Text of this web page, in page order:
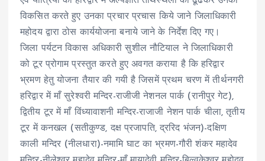
विकसित करते हुए उनका प्रचार प्रचास किये जाने जिलाधिकारी
महोदय द्वारा ठोस कार्ययोजना बनाये जाने के निर्देश दिए गए।
जिला पर्यटन विकास अधिकारी सुशील नौटियाल ने जिलाधिकारी
को टूर प्रोगाम प्रस्तुत करते हुए अवगत कराया है कि हरिद्वार
भ्रमण हेतु योजना तैयार की गयी है जिसमें प्रथम चरण में तीर्थनगरी
हरिद्वार में माँ सुरेश्वरी मन्दिर-राजीजी नेशनल पार्क (रानीपुर गेट),
द्वितीय टूर में माँ विंध्यावाशनी मन्दिर-राजाजी नेशन पार्क चीला, तृतीय
टूर में कनखल (सतीकुण्ड, दक्ष प्रजापति, द्ररिद भंजन)-दक्षिण
काली मन्दिर (नीलधारा)-नमामि घाट का भ्रमण-गौरी शंकर महादेव